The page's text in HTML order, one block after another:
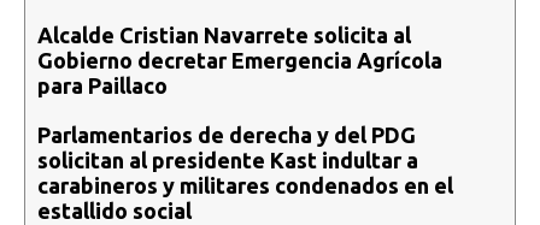
Alcalde Cristian Navarrete solicita al
Gobierno decretar Emergencia Agrícola
para Paillaco
Parlamentarios de derecha y del PDG
solicitan al presidente Kast indultar a
carabineros y militares condenados en el
estallido social